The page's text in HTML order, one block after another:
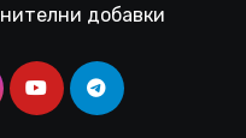
добавки